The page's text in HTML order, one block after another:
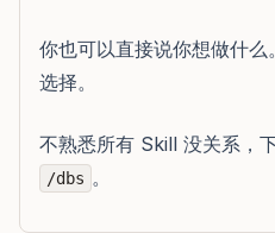
你也可以直接说你想做什么。
选择。
不熟悉所有 Skill 没关系，
/dbs 。